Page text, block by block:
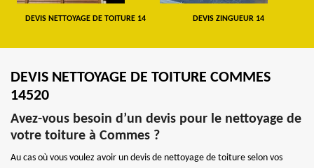
DEVIS NETTOYAGE DE TOITURE 14 DEVIS ZINGUEUR 14
DEVIS NETTOYAGE DE TOITURE COMMES
14520
Avez-vous besoin d’un devis pour le nettoyage de
votre toiture à Commes ?
Au cas où vous voulez avoir un devis de nettoyage de toiture selon vos